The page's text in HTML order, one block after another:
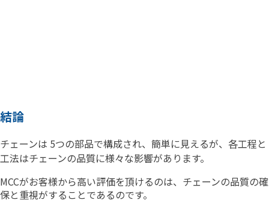
結論
チェーンは 5つの部品で構成され、 簡単に見えるが、 各工程と
工法はチェーンの品質に様々な影響があります。
MCCがお客様から高い評価を頂けるのは、チェーンの品質の確
保と重視がすることであるのです。